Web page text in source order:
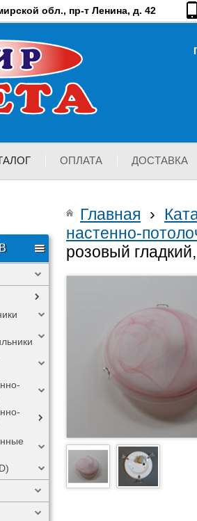
обл., пр-т Ленина, д. 42
ОПЛАТА ДОСТАВКА
Главная ›
настенно-
розовый